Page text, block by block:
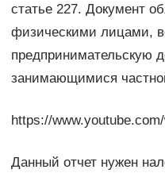
статье 227. Документ
физическими лицами,
предпринимательскую
занимающимися
https://
Данный отчет нужен